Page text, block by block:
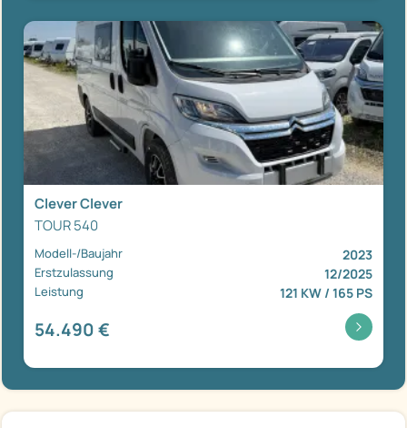
Clever Clever
TOUR 540
Modell-/Baujahr 2023
Erstzulassung 12/2025
Leistung 121 KW / 165 PS
54.490 €